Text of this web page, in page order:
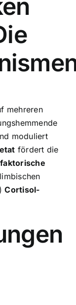
mehreren
moduliert
fördert die
Cortisol-